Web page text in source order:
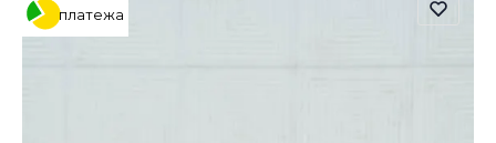
платежа